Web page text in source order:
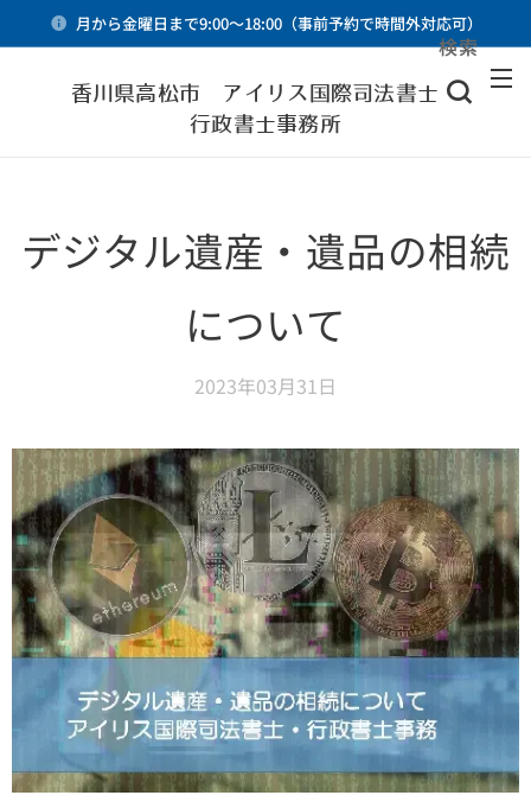
月から金曜日まで9:00～18:00（事前予約で時間外対応可）
香川県高松市 アイリス国際司法書士・
行政書士事務所
検索
デジタル遺産・遺品の相続
について
2023年03月31日